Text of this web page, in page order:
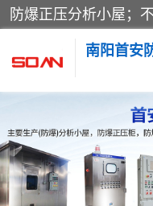
南阳首安
防爆小屋
防爆空调